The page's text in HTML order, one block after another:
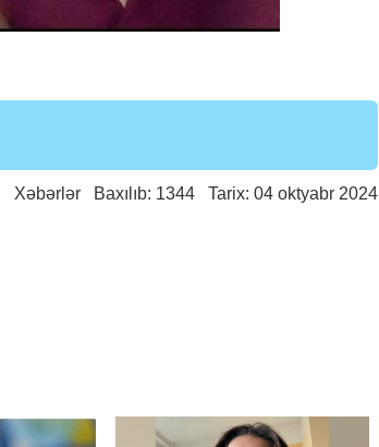
Xəbərlər Baxılıb: 1344 Tarix: 04 oktyabr 2024